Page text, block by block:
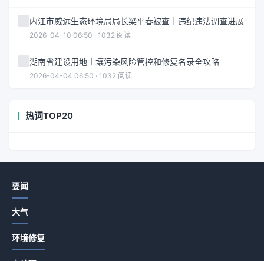
内江市威远生态环境局局长梁平春被查｜违纪违法调查进展
2026-04-10 06:50 · 1032 阅读
湖南省建设用地土壤污染风险管控和修复名录全攻略
2026-04-04 06:50 · 1032 阅读
热词TOP20
要闻
大气
环境修复